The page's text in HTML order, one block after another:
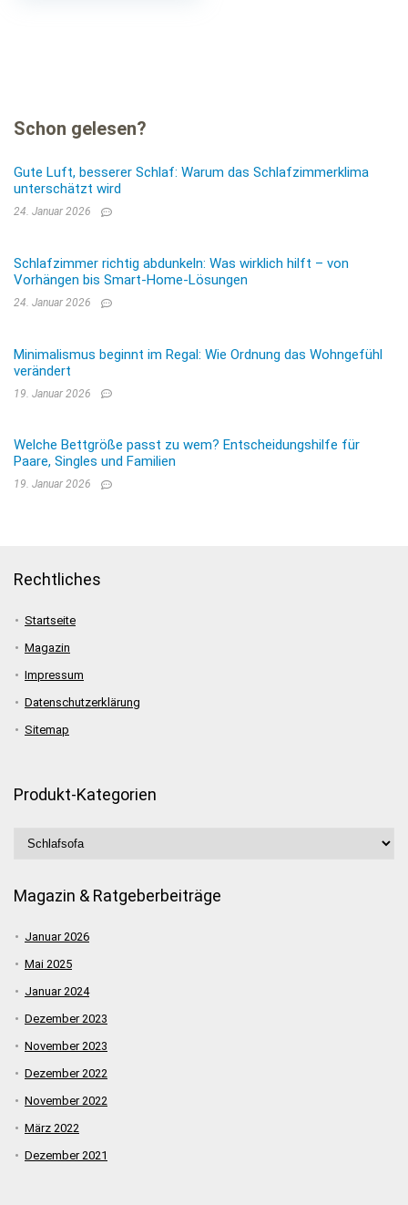
Schon gelesen?
Gute Luft, besserer Schlaf: Warum das Schlafzimmerklima
unterschätzt wird
24. Januar 2026
Schlafzimmer richtig abdunkeln: Was wirklich hilft – von
Vorhängen bis Smart-Home-Lösungen
24. Januar 2026
Minimalismus beginnt im Regal: Wie Ordnung das Wohngefühl
verändert
19. Januar 2026
Welche Bettgröße passt zu wem? Entscheidungshilfe für
Paare, Singles und Familien
19. Januar 2026
Rechtliches
Startseite
Magazin
Impressum
Datenschutzerklärung
Sitemap
Produkt-Kategorien
Magazin & Ratgeberbeiträge
Januar 2026
Mai 2025
Januar 2024
Dezember 2023
November 2023
Dezember 2022
November 2022
März 2022
Dezember 2021